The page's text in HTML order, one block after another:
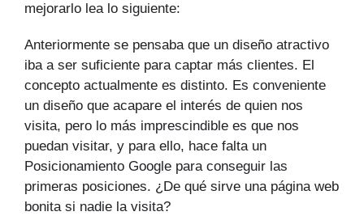
mejorarlo lea lo siguiente:
Anteriormente se pensaba que un diseño atractivo
iba a ser suficiente para captar más clientes. El
concepto actualmente es distinto. Es conveniente
un diseño que acapare el interés de quien nos
visita, pero lo más imprescindible es que nos
puedan visitar, y para ello, hace falta un
Posicionamiento Google para conseguir las
primeras posiciones. ¿De qué sirve una página web
bonita si nadie la visita?